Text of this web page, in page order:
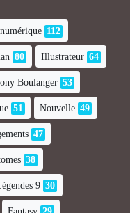
112
80 Illustrateur 64
Boulanger 53
51 Nouvelle 49
47
38
9 30